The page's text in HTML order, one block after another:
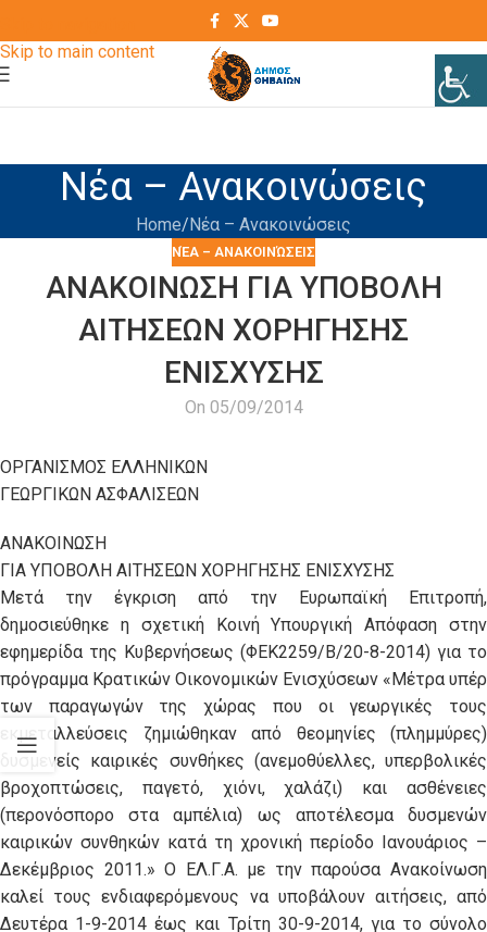
Skip to main content
Νέα – Ανακοινώσεις
Home Νέα – Ανακοινώσεις
ΝΈΑ – ΑΝΑΚΟΙΝΏΣΕΙΣ
ΑΝΑΚΟΙΝΩΣΗ ΓΙΑ ΥΠΟΒΟΛΗ
ΑΙΤΗΣΕΩΝ ΧΟΡΗΓΗΣΗΣ
ΕΝΙΣΧΥΣΗΣ
On 05/09/2014
ΟΡΓΑΝΙΣΜΟΣ ΕΛΛΗΝΙΚΩΝ
ΓΕΩΡΓΙΚΩΝ ΑΣΦΑΛΙΣΕΩΝ
ΑΝΑΚΟΙΝΩΣΗ
ΓΙΑ ΥΠΟΒΟΛΗ ΑΙΤΗΣΕΩΝ ΧΟΡΗΓΗΣΗΣ ΕΝΙΣΧΥΣΗΣ
Μετά την έγκριση από την Ευρωπαϊκή Επιτροπή,
δημοσιεύθηκε η σχετική Κοινή Υπουργική Απόφαση στην
εφημερίδα της Κυβερνήσεως (ΦΕΚ2259/Β/20-8-2014) για το
πρόγραμμα Κρατικών Οικονομικών Ενισχύσεων «Μέτρα υπέρ
των παραγωγών της χώρας που οι γεωργικές τους
εκμεταλλεύσεις ζημιώθηκαν από θεομηνίες (πλημμύρες)
δυσμενείς καιρικές συνθήκες (ανεμοθύελλες, υπερβολικές
βροχοπτώσεις, παγετό, χιόνι, χαλάζι) και ασθένειες
(περονόσπορο στα αμπέλια) ως αποτέλεσμα δυσμενών
καιρικών συνθηκών κατά τη χρονική περίοδο Ιανουάριος –
Δεκέμβριος 2011.» Ο ΕΛ.Γ.Α. με την παρούσα Ανακοίνωση
καλεί τους ενδιαφερόμενους να υποβάλουν αιτήσεις, από
Δευτέρα 1-9-2014 έως και Τρίτη 30-9-2014, για το σύνολο